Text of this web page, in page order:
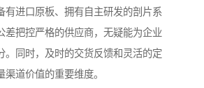
有进口原板、拥有自主研发的剖片系
差把控严格的供应商，无疑能为企业
。同时，及时的交货反馈和灵活的定
道价值的重要维度。